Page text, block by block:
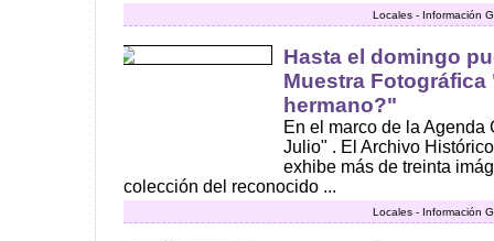
Locales - Información
Hasta el domingo
Muestra Fotográfica
hermano?"
En el marco de la
Julio" . El Archivo
exhibe más de treinta
colección del reconocido ...
Locales - Información